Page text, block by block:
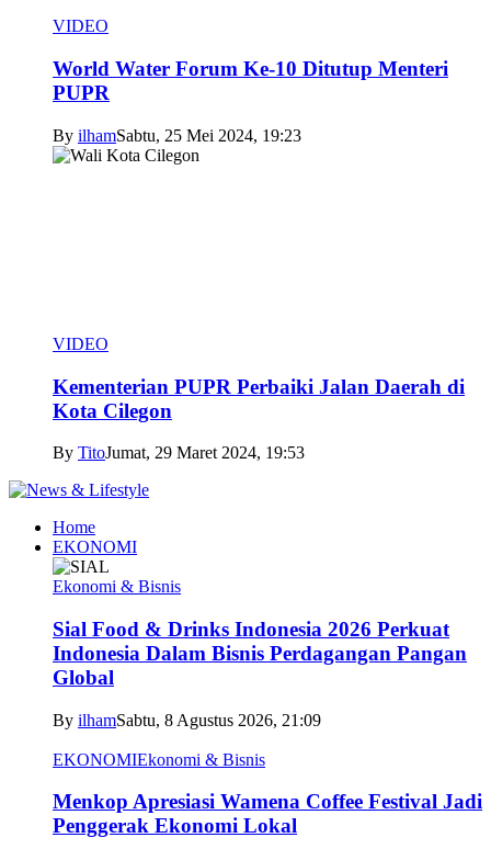
VIDEO
World Water Forum Ke-10 Ditutup Menteri
PUPR
By ilhamSabtu, 25 Mei 2024, 19:23
VIDEO
Kementerian PUPR Perbaiki Jalan Daerah di
Kota Cilegon
By TitoJumat, 29 Maret 2024, 19:53
Home
EKONOMI
Ekonomi & Bisnis
Sial Food & Drinks Indonesia 2026 Perkuat
Indonesia Dalam Bisnis Perdagangan Pangan
Global
By ilhamSabtu, 8 Agustus 2026, 21:09
EKONOMIEkonomi & Bisnis
Menkop Apresiasi Wamena Coffee Festival Jadi
Penggerak Ekonomi Lokal